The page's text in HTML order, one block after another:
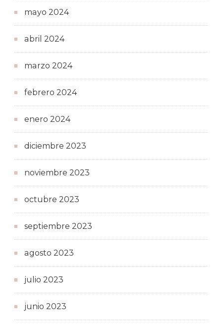
mayo 2024
abril 2024
marzo 2024
febrero 2024
enero 2024
diciembre 2023
noviembre 2023
octubre 2023
septiembre 2023
agosto 2023
julio 2023
junio 2023